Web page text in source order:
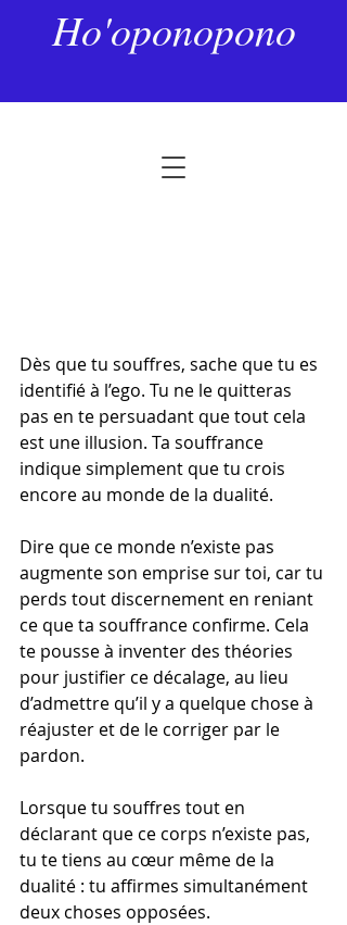
Ho'oponopono
Reste à l’écoute de ton être
Dès que tu souffres, sache que tu es
identifié à l’ego. Tu ne le quitteras
pas en te persuadant que tout cela
est une illusion. Ta souffrance
indique simplement que tu crois
encore au monde de la dualité.
Dire que ce monde n’existe pas
augmente son emprise sur toi, car tu
perds tout discernement en reniant
ce que ta souffrance confirme. Cela
te pousse à inventer des théories
pour justifier ce décalage, au lieu
d’admettre qu’il y a quelque chose à
réajuster et de le corriger par le
pardon.
Lorsque tu souffres tout en
déclarant que ce corps n’existe pas,
tu te tiens au cœur même de la
dualité : tu affirmes simultanément
deux choses opposées.